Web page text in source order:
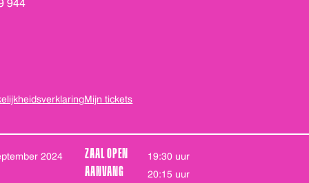
2024 ZAAL OPEN 19:30 uur
AANVANG 20:15 uur
944
Mijn tickets